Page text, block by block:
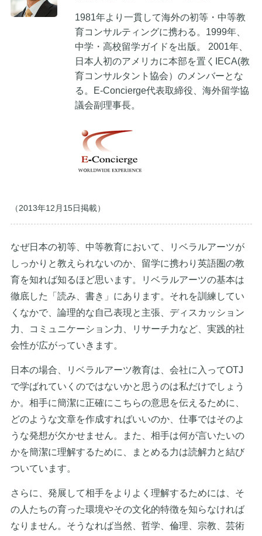
1981年より一貫して海外の初等・中等教
育コンサルティングに携わる。1999年、
中学・高校留学ガイドを出版。 2001年、
日本人初のアメリカに本部を置くIECA(教
育コンサルタント協会）のメンバーとな
る。E-Concierge代表取締役、海外留学協
議会副理事長。
（2013年12月15日掲載）
なぜ日本の初等、中等教育において、リベラルアーツが
しっかりと教えられないのか、留学に携わり英語圏の教
育を知れば知るほど思います。リベラルアーツの基本は
徹底した「読み、書き」にあります。それを訓練してい
くなかで、論理的な自己表現と主張、ディスカッション
力、コミュニケーション力、リサーチ力など、実践的社
会性が広がっていきます。
日本の場合、リベラルアーツ教育は、会社に入ってOTJ
で学ばれていくのではないかと思うのは私だけでしょう
か。相手に簡潔に正確にこちらの意思を伝えるために、
どのような文章を作成すればいいのか、仕事ではそのよ
うな発想が欠かせません。また、相手は何が言いたいの
かを簡潔に理解するために、まとめる力は読解力と結び
ついています。
さらに、発展して相手をよりよく理解するためには、そ
の人たちの育った環境やその文化的特徴を知らなければ
なりません。そうなれば当然、哲学、倫理、宗教、芸術